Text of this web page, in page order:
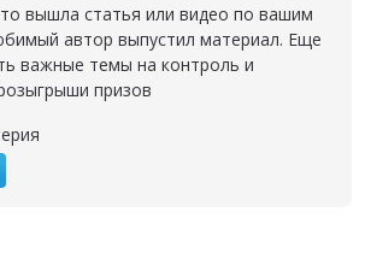
вышла статья или видео по вашим
автор выпустил материал. Еще
важные темы на контроль и
призов